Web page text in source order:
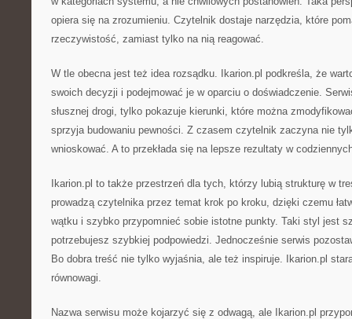
opiera się na zrozumieniu. Czytelnik dostaje narzędzia, które
rzeczywistość, zamiast tylko na nią reagować.
W tle obecna jest też idea rozsądku. Ikarion.pl podkreśla, że
swoich decyzji i podejmować je w oparciu o doświadczenie.
słusznej drogi, tylko pokazuje kierunki, które można
sprzyja budowaniu pewności. Z czasem czytelnik zaczyna nie
wnioskować. A to przekłada się na lepsze rezultaty w
Ikarion.pl to także przestrzeń dla tych, którzy lubią strukturę w
prowadzą czytelnika przez temat krok po kroku, dzięki czemu
wątku i szybko przypomnieć sobie istotne punkty. Taki styl jest
potrzebujesz szybkiej podpowiedzi. Jednocześnie serwis
Bo dobra treść nie tylko wyjaśnia, ale też inspiruje. Ikarion.pl
równowagi.
Nazwa serwisu może kojarzyć się z odwagą, ale Ikarion.pl